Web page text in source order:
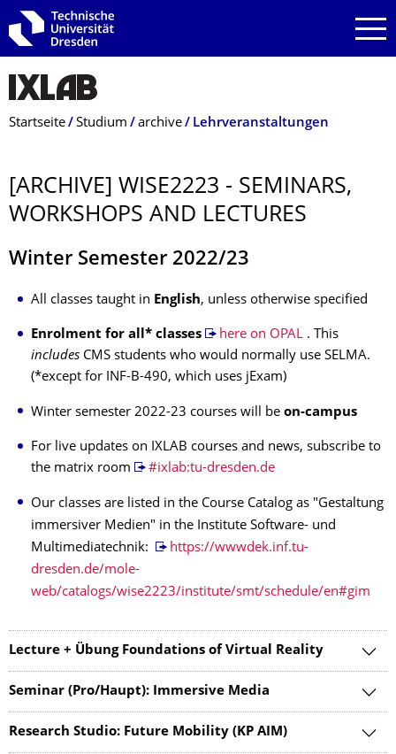
Zur Hauptnavigation springen
Zur Suche springen
Zum Inhalt springen
Breadcrumb-Menü
Startseite Studium archive Lehrveranstaltungen
[ARCHIVE] WISE2223 - SEMINARS,
WORKSHOPS AND LECTURES
Winter Semester 2022/23
All classes taught in English, unless otherwise specified
Enrolment for all* classes here on OPAL . This
includes CMS students who would normally use SELMA.
(*except for INF-B-490, which uses jExam)
Winter semester 2022-23 courses will be on-campus
For live updates on IXLAB courses and news, subscribe to
the matrix room
#ixlab:tu-dresden.de
Our classes are listed in the Course Catalog as "Gestaltung
immersiver Medien" in the Institute Software- und
Multimediatechnik:
https://wwwdek.inf.tu-
dresden.de/mole-
web/catalogs/wise2223/institute/smt/schedule/en#gim
Lecture + Übung Foundations of Virtual Reality
Seminar (Pro/Haupt): Immersive Media
Research Studio: Future Mobility (KP AIM)